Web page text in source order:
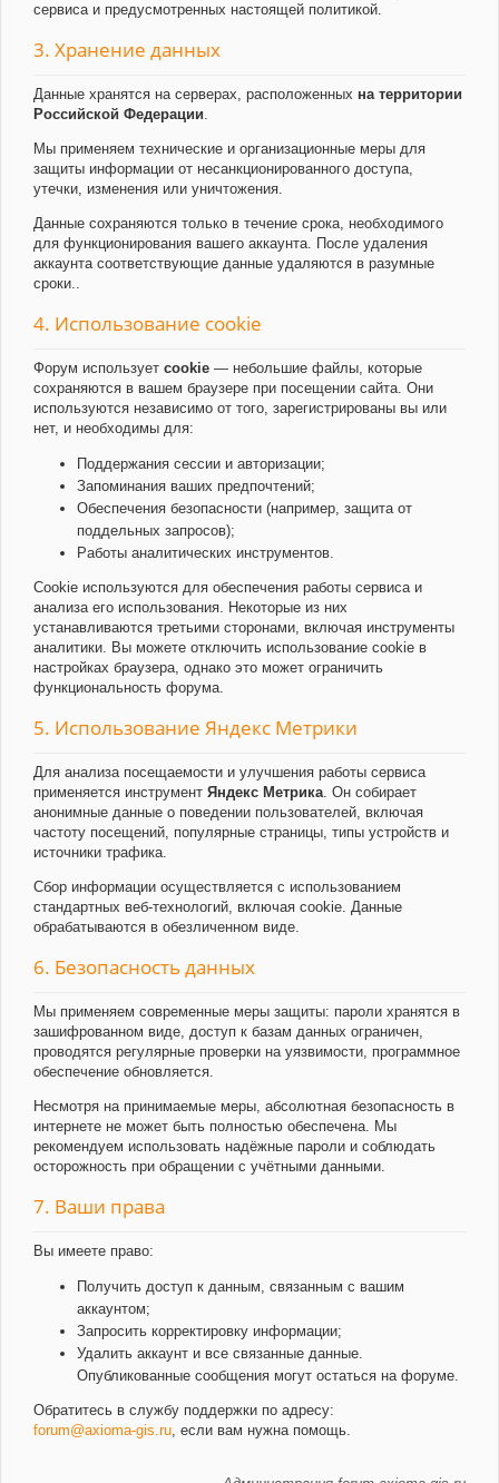
сервиса и предусмотренных настоящей политикой.
3. Хранение данных
Данные хранятся на серверах, расположенных на территории
Российской Федерации.
Мы применяем технические и организационные меры для
защиты информации от несанкционированного доступа,
утечки, изменения или уничтожения.
Данные сохраняются только в течение срока, необходимого
для функционирования вашего аккаунта. После удаления
аккаунта соответствующие данные удаляются в разумные
сроки..
4. Использование cookie
Форум использует cookie — небольшие файлы, которые
сохраняются в вашем браузере при посещении сайта. Они
используются независимо от того, зарегистрированы вы или
нет, и необходимы для:
Поддержания сессии и авторизации;
Запоминания ваших предпочтений;
Обеспечения безопасности (например, защита от
поддельных запросов);
Работы аналитических инструментов.
Cookie используются для обеспечения работы сервиса и
анализа его использования. Некоторые из них
устанавливаются третьими сторонами, включая инструменты
аналитики. Вы можете отключить использование cookie в
настройках браузера, однако это может ограничить
функциональность форума.
5. Использование Яндекс Метрики
Для анализа посещаемости и улучшения работы сервиса
применяется инструмент Яндекс Метрика. Он собирает
анонимные данные о поведении пользователей, включая
частоту посещений, популярные страницы, типы устройств и
источники трафика.
Сбор информации осуществляется с использованием
стандартных веб-технологий, включая cookie. Данные
обрабатываются в обезличенном виде.
6. Безопасность данных
Мы применяем современные меры защиты: пароли хранятся в
зашифрованном виде, доступ к базам данных ограничен,
проводятся регулярные проверки на уязвимости, программное
обеспечение обновляется.
Несмотря на принимаемые меры, абсолютная безопасность в
интернете не может быть полностью обеспечена. Мы
рекомендуем использовать надёжные пароли и соблюдать
осторожность при обращении с учётными данными.
7. Ваши права
Вы имеете право:
Получить доступ к данным, связанным с вашим
аккаунтом;
Запросить корректировку информации;
Удалить аккаунт и все связанные данные.
Опубликованные сообщения могут остаться на форуме.
Обратитесь в службу поддержки по адресу:
forum@axioma-gis.ru , если вам нужна помощь.